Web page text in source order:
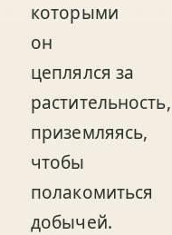
которыми
он
цеплялся за
растительность,
приземляясь,
чтобы
полакомиться
добычей.